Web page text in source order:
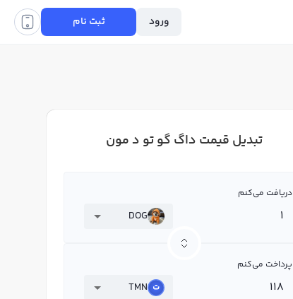
ورود ثبت نام
تبدیل قیمت داگ گو تو د مون
دریافت می‌کنم
DOG
پرداخت می‌کنم
TMN